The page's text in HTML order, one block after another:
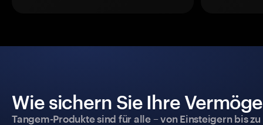
Wie sichern Sie Ihre
Tangem-Produkte sind für alle – von Einsteigern bis